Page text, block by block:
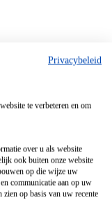
Privacybeleid
te verbeteren en om
over u als website
ook buiten onze website
op die wijze uw
communicatie aan op uw
op basis van uw recente